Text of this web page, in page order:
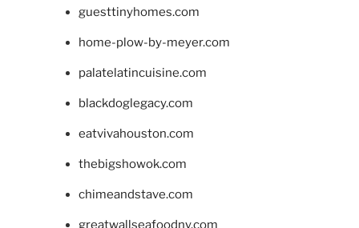
guesttinyhomes.com
home-plow-by-meyer.com
palatelatincuisine.com
blackdoglegacy.com
eatvivahouston.com
thebigshowok.com
chimeandstave.com
greatwallseafoodny.com